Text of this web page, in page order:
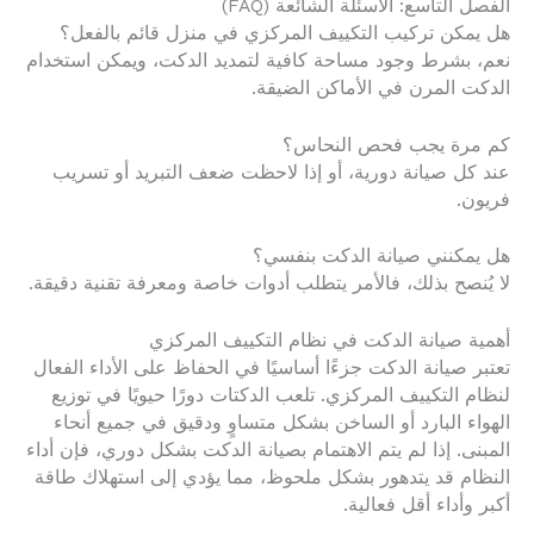
الفصل التاسع: الأسئلة الشائعة (FAQ)
هل يمكن تركيب التكييف المركزي في منزل قائم بالفعل؟
نعم، بشرط وجود مساحة كافية لتمديد الدكت، ويمكن استخدام
الدكت المرن في الأماكن الضيقة.
كم مرة يجب فحص النحاس؟
عند كل صيانة دورية، أو إذا لاحظت ضعف التبريد أو تسريب
فريون.
هل يمكنني صيانة الدكت بنفسي؟
لا يُنصح بذلك، فالأمر يتطلب أدوات خاصة ومعرفة تقنية دقيقة.
أهمية صيانة الدكت في نظام التكييف المركزي
تعتبر صيانة الدكت جزءًا أساسيًا في الحفاظ على الأداء الفعال
لنظام التكييف المركزي. تلعب الدكتات دورًا حيويًا في توزيع
الهواء البارد أو الساخن بشكل متساوٍ ودقيق في جميع أنحاء
المبنى. إذا لم يتم الاهتمام بصيانة الدكت بشكل دوري، فإن أداء
النظام قد يتدهور بشكل ملحوظ، مما يؤدي إلى استهلاك طاقة
أكبر وأداء أقل فعالية.